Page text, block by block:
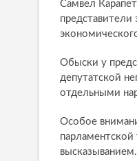
Самвел
представители
Обыски у
депутатской
отдельными
Особое
парламентской